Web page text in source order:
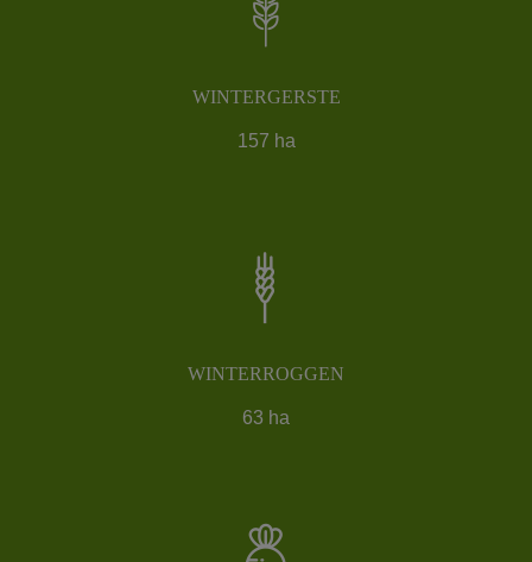
WINTERGERSTE
157 ha
WINTERROGGEN
63 ha